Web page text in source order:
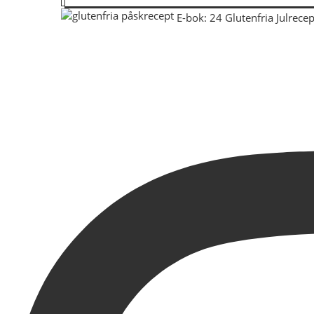
E-bok: 24 Glutenfria